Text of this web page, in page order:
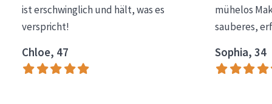
Expert
Empfindliche Haut
ist erschwinglich und hält, was es
verspricht!
Chloe, 47
mühelos
sauberes,
Sophia, 34